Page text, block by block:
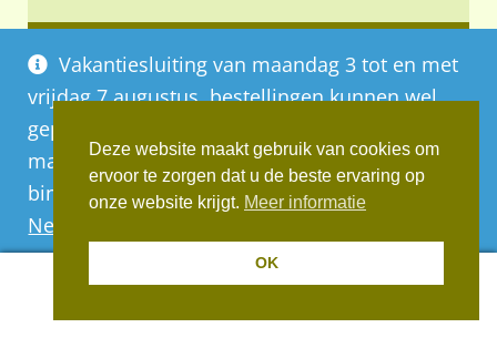
Vakantiesluiting van maandag 3 tot en met
vrijdag 7 augustus, bestellingen kunnen wel
geplaatst worden, deze worden vanaf
maandag 10 augustus op volgorde van
binnenkomst verwerkt
Negeren
Toevoegen aan winkelwagen
Informatie: 0
Deze website maakt gebruik van cookies om
ervoor te zorgen dat u de beste ervaring op
onze website krijgt. Meer informatie
OK